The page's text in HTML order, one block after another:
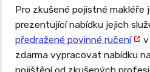
Pro zkušené pojistné makléře
prezentující nabídku jejich
předražené povinné ručení
zdarma vypracovat nabídku na výrazně